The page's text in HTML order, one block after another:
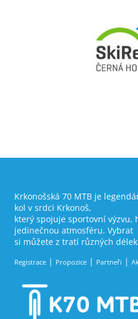
Krkonošská 70 MTB je
kol v srdci Krkonoš,
který spojuje sportovní výzvu,
jedinečnou atmosféru. Vybrat
si můžete z tratí různých
Registrace Propozice Partneři